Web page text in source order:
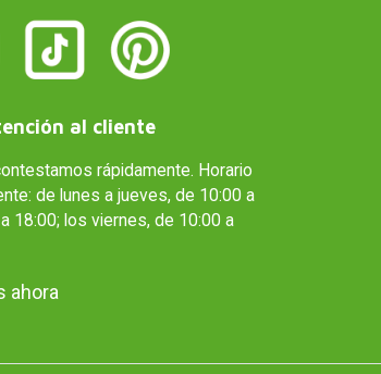
al cliente
rápidamente. Horario
de lunes a jueves, de 10:00 a
18:00; los viernes, de 10:00 a
ahora